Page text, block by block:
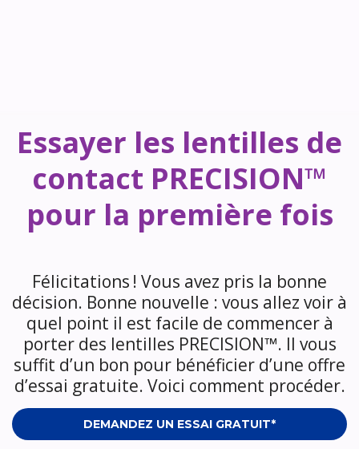
Essayer les lentilles de
contact PRECISION™
pour la première fois
Félicitations ! Vous avez pris la bonne
décision. Bonne nouvelle : vous allez voir à
quel point il est facile de commencer à
porter des lentilles PRECISION™. Il vous
suffit d’un bon pour bénéficier d’une offre
d’essai gratuite. Voici comment procéder.
DEMANDEZ UN ESSAI GRATUIT*